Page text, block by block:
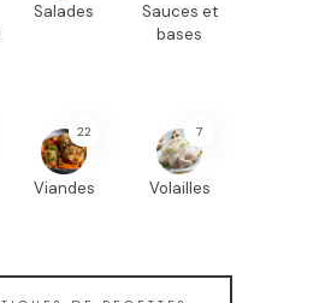
Salades
Sauces et
bases
22
Viandes
7
Volailles